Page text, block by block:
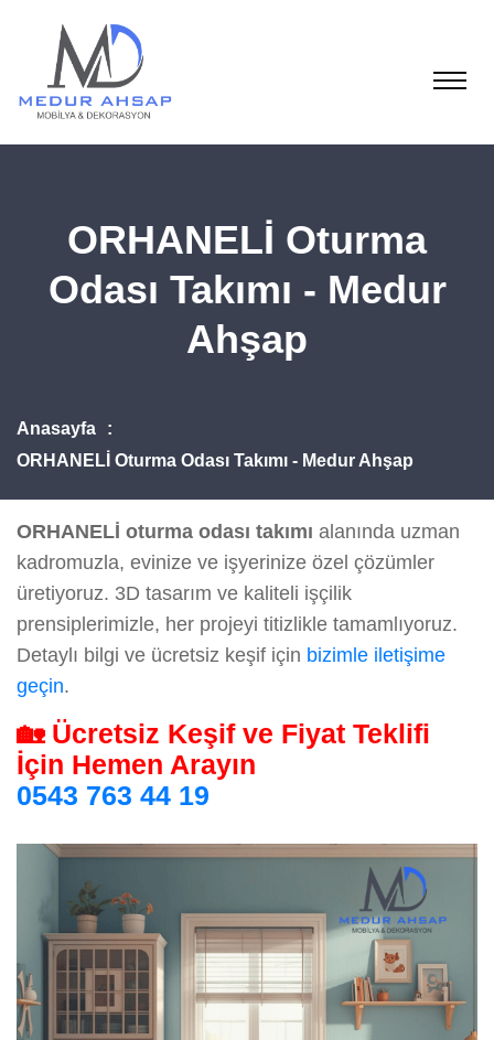
ORHANELİ Oturma
Odası Takımı - Medur
Ahşap
Anasayfa
ORHANELİ Oturma Odası Takımı - Medur Ahşap
ORHANELİ oturma odası takımı alanında uzman
kadromuzla, evinize ve işyerinize özel çözümler
üretiyoruz. 3D tasarım ve kaliteli işçilik
prensiplerimizle, her projeyi titizlikle tamamlıyoruz.
Detaylı bilgi ve ücretsiz keşif için bizimle iletişime
geçin.
🏡 Ücretsiz Keşif ve Fiyat Teklifi
İçin Hemen Arayın
0543 763 44 19